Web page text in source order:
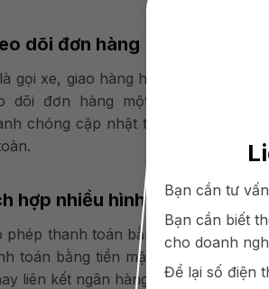
Bạn cần tư vấn
Bạn cần biết
cho doanh
Để lại số điện
dõi đơn hàng
gọi xe, giao hàng hay giao đồ ăn,
dõi đơn hàng một cách dễ dàng
chóng cập nhật trạng thái của
hợp nhiều hình thức thanh
phép thanh toán bằng nhiều hình
toán bằng tiền mặt, cho đến thanh
liên kết ngân hàng.